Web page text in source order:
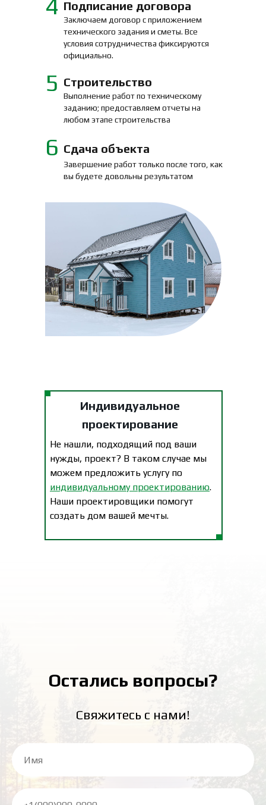
Подписание договора
Заключаем договор с приложением
технического задания и сметы. Все
условия сотрудничества фиксируются
официально.
4
Сдача объекта
Завершение работ только после того, как
вы будете довольны результатом
6
Строительство
Выполнение работ по техническому
заданию; предоставляем отчеты на
любом этапе строительства
5
Не нашли, подходящий под ваши
нужды, проект? В таком случае мы
можем предложить услугу по
индивидуальному проектированию.
Наши проектировщики помогут
создать дом вашей мечты.
Индивидуальное
проектирование
Остались вопросы?
Свяжитесь с нами!